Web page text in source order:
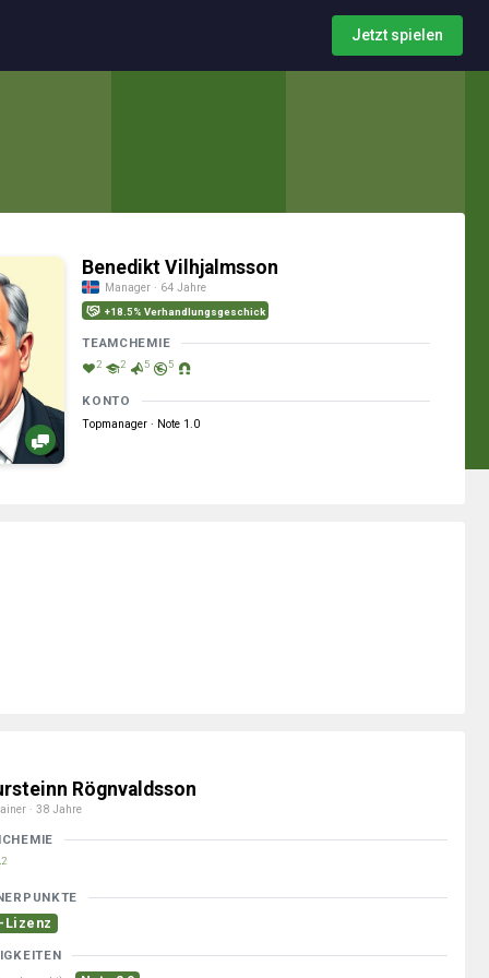
Jetzt spielen
Benedikt Vilhjalmsson
Manager · 64 Jahre
+18.5% Verhandlungsgeschick
TEAMCHEMIE
2 2 5 5
KONTO
Topmanager · Note 1.0
Rögnvaldsson
· 38 Jahre
2
Lizenz